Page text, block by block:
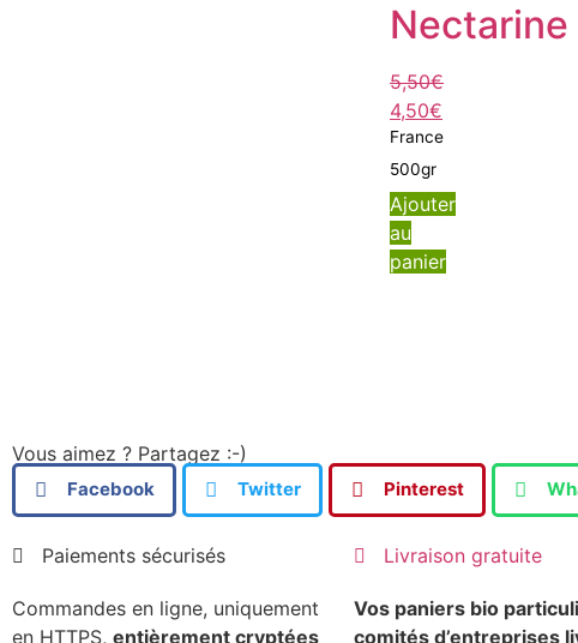
Nectarine
5,50€
4,50€
France
500gr
Ajouter
au
panier
Vous aimez ? Partagez :-)
Facebook Twitter Pinterest
Paiements sécurisés
Commandes en ligne, uniquement
en HTTPS, entièrement cryptées
Livraison gratuite
Vos paniers bio
comités d’entreprises